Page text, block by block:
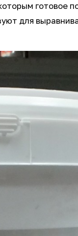
готовое
для